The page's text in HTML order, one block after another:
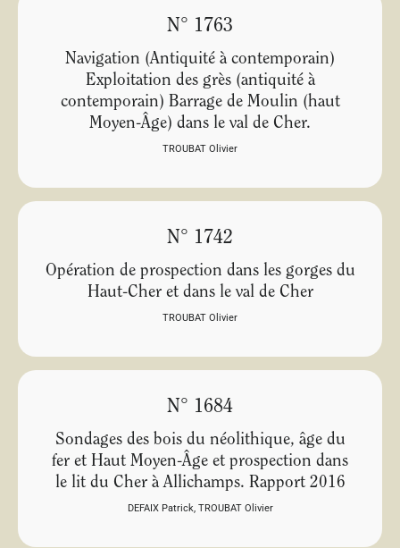
N° 1763
Navigation (Antiquité à contemporain)
Exploitation des grès (antiquité à
contemporain) Barrage de Moulin (haut
Moyen-Âge) dans le val de Cher.
TROUBAT Olivier
N° 1742
Opération de prospection dans les gorges du
Haut-Cher et dans le val de Cher
TROUBAT Olivier
N° 1684
Sondages des bois du néolithique, âge du
fer et Haut Moyen-Âge et prospection dans
le lit du Cher à Allichamps. Rapport 2016
DEFAIX Patrick, TROUBAT Olivier